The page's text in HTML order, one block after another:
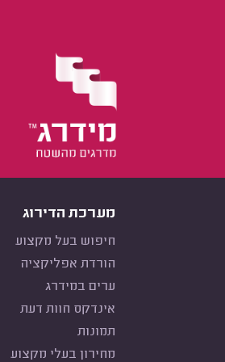
מערכת הדירוג
חיפוש בעל מקצוע
הורדת אפליקציה
ערים במידרג
אינדקס חוות דעת
תמונות
מחירון בעלי מקצוע